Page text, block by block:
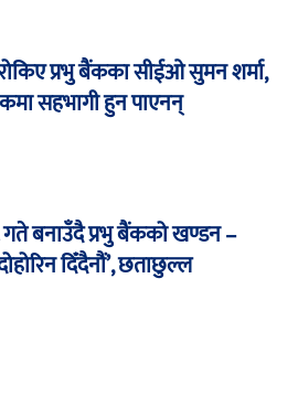
प्रभु बैंकका सीईओ सुमन शर्मा,
सहभागी हुन पाएनन्
बनाउँदै प्रभु बैंकको खण्डन –
दिँदैनौं’, छताछुल्ल